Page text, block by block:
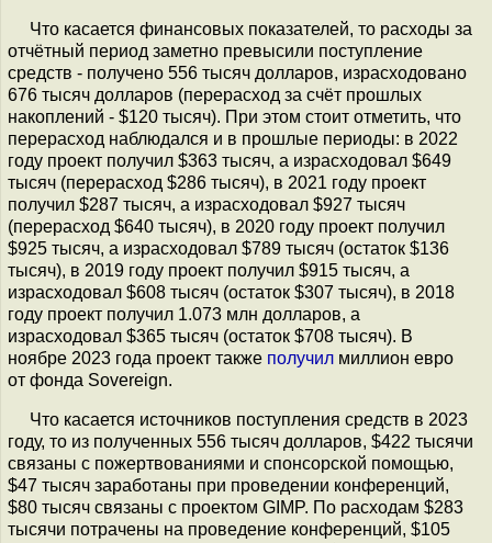
Что касается финансовых показателей, то расходы за
отчётный период заметно превысили поступление
средств - получено 556 тысяч долларов, израсходовано
676 тысяч долларов (перерасход за счёт прошлых
накоплений - $120 тысяч). При этом стоит отметить, что
перерасход наблюдался и в прошлые периоды: в 2022
году проект получил $363 тысяч, а израсходовал $649
тысяч (перерасход $286 тысяч), в 2021 году проект
получил $287 тысяч, а израсходовал $927 тысяч
(перерасход $640 тысяч), в 2020 году проект получил
$925 тысяч, а израсходовал $789 тысяч (остаток $136
тысяч), в 2019 году проект получил $915 тысяч, а
израсходовал $608 тысяч (остаток $307 тысяч), в 2018
году проект получил 1.073 млн долларов, а
израсходовал $365 тысяч (остаток $708 тысяч). В
ноябре 2023 года проект также получил миллион евро
от фонда Sovereign.
Что касается источников поступления средств в 2023
году, то из полученных 556 тысяч долларов, $422 тысячи
связаны с пожертвованиями и спонсорской помощью,
$47 тысяч заработаны при проведении конференций,
$80 тысяч связаны с проектом GIMP. По расходам $283
тысячи потрачены на проведение конференций, $105